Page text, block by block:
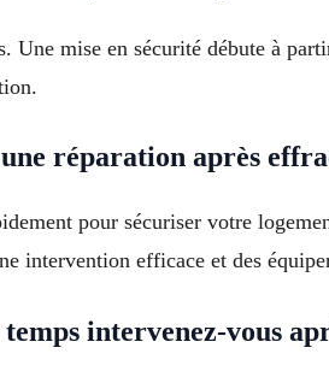
Une mise en sécurité débute à
réparation après
pour sécuriser votre
intervention efficace et des
intervenez-vous